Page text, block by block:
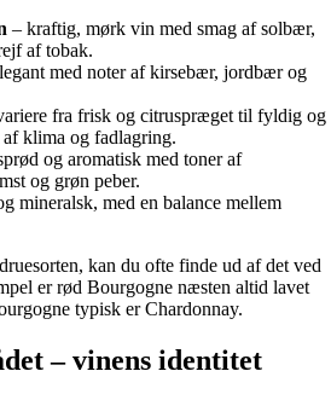
– kraftig, mørk vin med smag af solbær,
af tobak.
med noter af kirsebær, jordbær og
fra frisk og citruspræget til fyldig og
klima og fadlagring.
og aromatisk med toner af
og grøn peber.
mineralsk, med en balance mellem
kan du ofte finde ud af det ved
er rød Bourgogne næsten altid lavet
typisk er Chardonnay.
– vinens identitet